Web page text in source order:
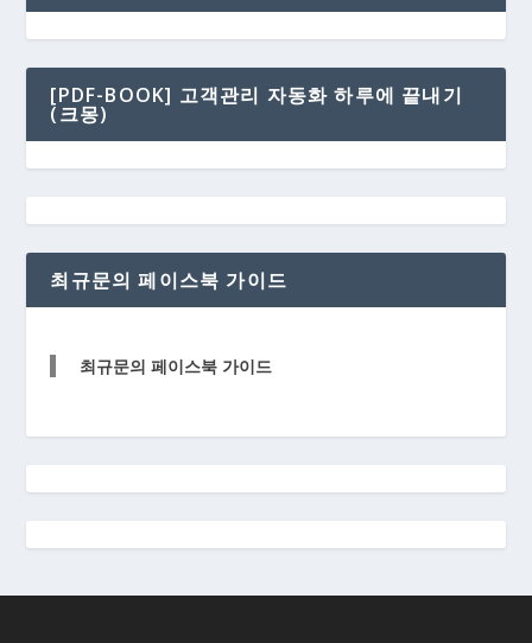
[PDF-BOOK] 고객관리 자동화 하루에 끝내기
(크몽)
최규문의 페이스북 가이드
최규문의 페이스북 가이드